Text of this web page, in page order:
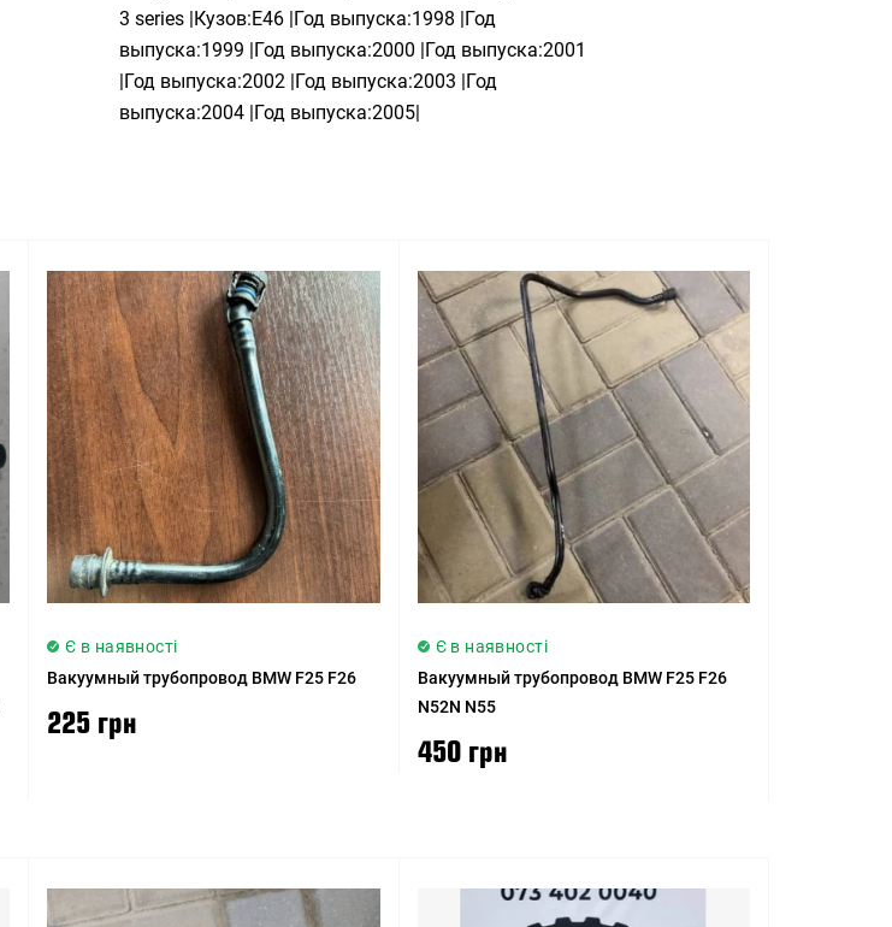
3 series |Кузов:E46 |Год выпуска:1998 |Год
выпуска:1999 |Год выпуска:2000 |Год выпуска:2001
|Год выпуска:2002 |Год выпуска:2003 |Год
выпуска:2004 |Год выпуска:2005|
Є в наявності
Вакуумный трубопровод BMW F25 F26
225 грн
Є в наявності
Вакуумный трубопровод BMW F25 F26
N52N N55
450 грн